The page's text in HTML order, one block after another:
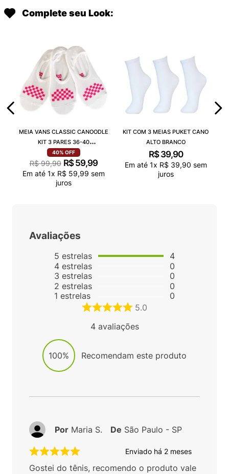
Complete seu Look:
MEIA VANS CLASSIC CANOODLE
KIT 3 PARES 36-40
VN000QCAJU4
40% OFF
R$ 99,90 R$ 59,99
Em até 1x R$ 59,99 sem
juros
KIT COM 3 MEIAS PUKET CANO
ALTO BRANCO
R$ 39,90
Em até 1x R$ 39,90 sem
juros
Avaliações
5 estrelas
4 estrelas
3 estrelas
2 estrelas
1 estrelas
4
0
0
0
0
5.0
4avaliações
100% Recomendam este produto
Enviado há 2 meses
Gostei do tênis, recomendo o produto vale
Por Maria S. De São Paulo - SP